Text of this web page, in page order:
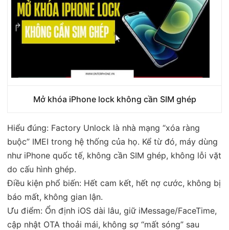
Mở khóa iPhone lock không cần SIM ghép
Hiểu đúng: Factory Unlock là nhà mạng “xóa ràng
buộc” IMEI trong hệ thống của họ. Kể từ đó, máy dùng
như iPhone quốc tế, không cần SIM ghép, không lỗi vặt
do cấu hình ghép.
Điều kiện phổ biến: Hết cam kết, hết nợ cước, không bị
báo mất, không gian lận.
Ưu điểm: Ổn định iOS dài lâu, giữ iMessage/FaceTime,
cập nhật OTA thoải mái, không sợ “mất sóng” sau